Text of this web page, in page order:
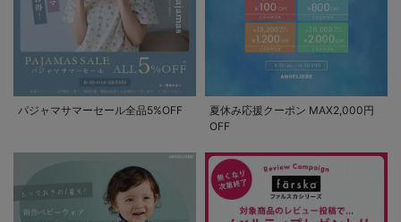
パジャマサマーセール全品5%OFF
夏休み応援クーポン MAX2,000円
OFF